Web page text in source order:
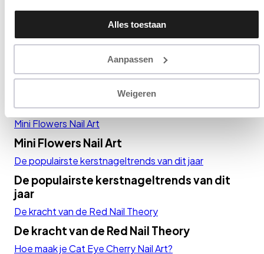
ook onze ‘privacyverklaring’.
Alles toestaan
Aanpassen
Weigeren
Trendy nagels voor lente 2025
Trendy nagels voor lente 2025
Pastel French Nail Art
Pastel French Nail Art
Hoe Maak je de Daisy Nail Art?
Mini Flowers Nail Art
Mini Flowers Nail Art
De populairste kerstnageltrends van dit jaar
De populairste kerstnageltrends van dit
jaar
De kracht van de Red Nail Theory
De kracht van de Red Nail Theory
Hoe maak je Cat Eye Cherry Nail Art?